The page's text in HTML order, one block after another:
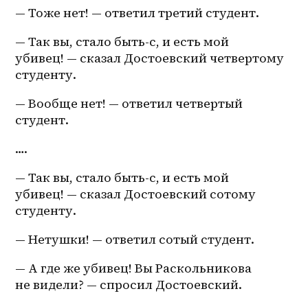
— Тоже нет! — ответил третий студент.
— Так вы, стало быть-с, и есть мой
убивец! — сказал Достоевский четвертому
студенту.
— Вообще нет! — ответил четвертый
студент.
….
— Так вы, стало быть-с, и есть мой
убивец! — сказал Достоевский сотому
студенту.
— Нетушки! — ответил сотый студент.
— А где же убивец! Вы Раскольникова
не видели? — спросил Достоевский.